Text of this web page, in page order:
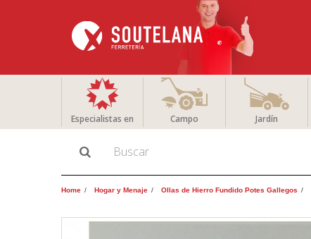
Especialistas en Campo Jardín
Home Hogar y Menaje Ollas de Hierro Fundido Potes Gallegos